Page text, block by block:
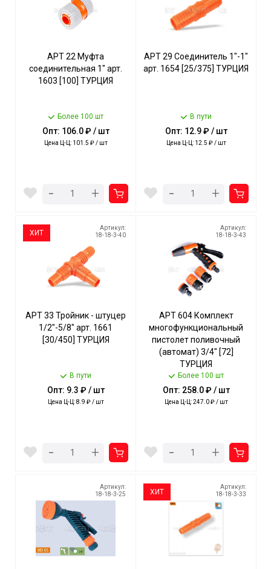
АРТ 22 Муфта
соединительная 1" арт.
1603 [100] ТУРЦИЯ
Более 100 шт
Опт: 106.0 ₽ / шт
Цена Ц-Ц: 101.5 ₽ / шт
- +
АРТ 29 Соединитель 1"-1"
арт. 1654 [25/375] ТУРЦИЯ
В пути
Опт: 12.9 ₽ / шт
Цена Ц-Ц: 12.5 ₽ / шт
- +
ХИТ
Артикул:
18-18-3-40
АРТ 33 Тройник - штуцер
1/2"-5/8" арт. 1661
[30/450] ТУРЦИЯ
В пути
Опт: 9.3 ₽ / шт
Цена Ц-Ц: 8.9 ₽ / шт
- +
Артикул:
18-18-3-43
АРТ 604 Комплект
многофункциональный
пистолет поливочный
(автомат) 3/4" [72]
ТУРЦИЯ
Более 100 шт
Опт: 258.0 ₽ / шт
Цена Ц-Ц: 247.0 ₽ / шт
- +
Артикул:
18-18-3-25
ХИТ
Артикул:
18-18-3-33